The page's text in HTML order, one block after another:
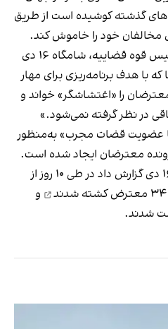
گذشته کوشیده است از طریق
خود را خاموش کند.
غلامحسین محسنی اژه‌ای، رییس قوه قضاییه، شامگاه ۱۶ دی
با هدف برنامه‌ریزی برای مهار
را «اغتشاشگر» خواند و
در نظر گرفته نمی‌شود.»
عضویت قضات مجرب» به‌منظور
معترضان ایجاد شده است.
وب‌سایت حقوق بشری هرانا ۱۶ دی گزارش داد در طی ۱۰ روز از
۳۴ معترض کشته شدند
و
شدند.